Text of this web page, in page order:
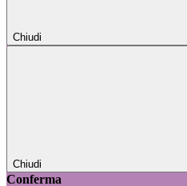
Chiudi
Chiudi
Conferma